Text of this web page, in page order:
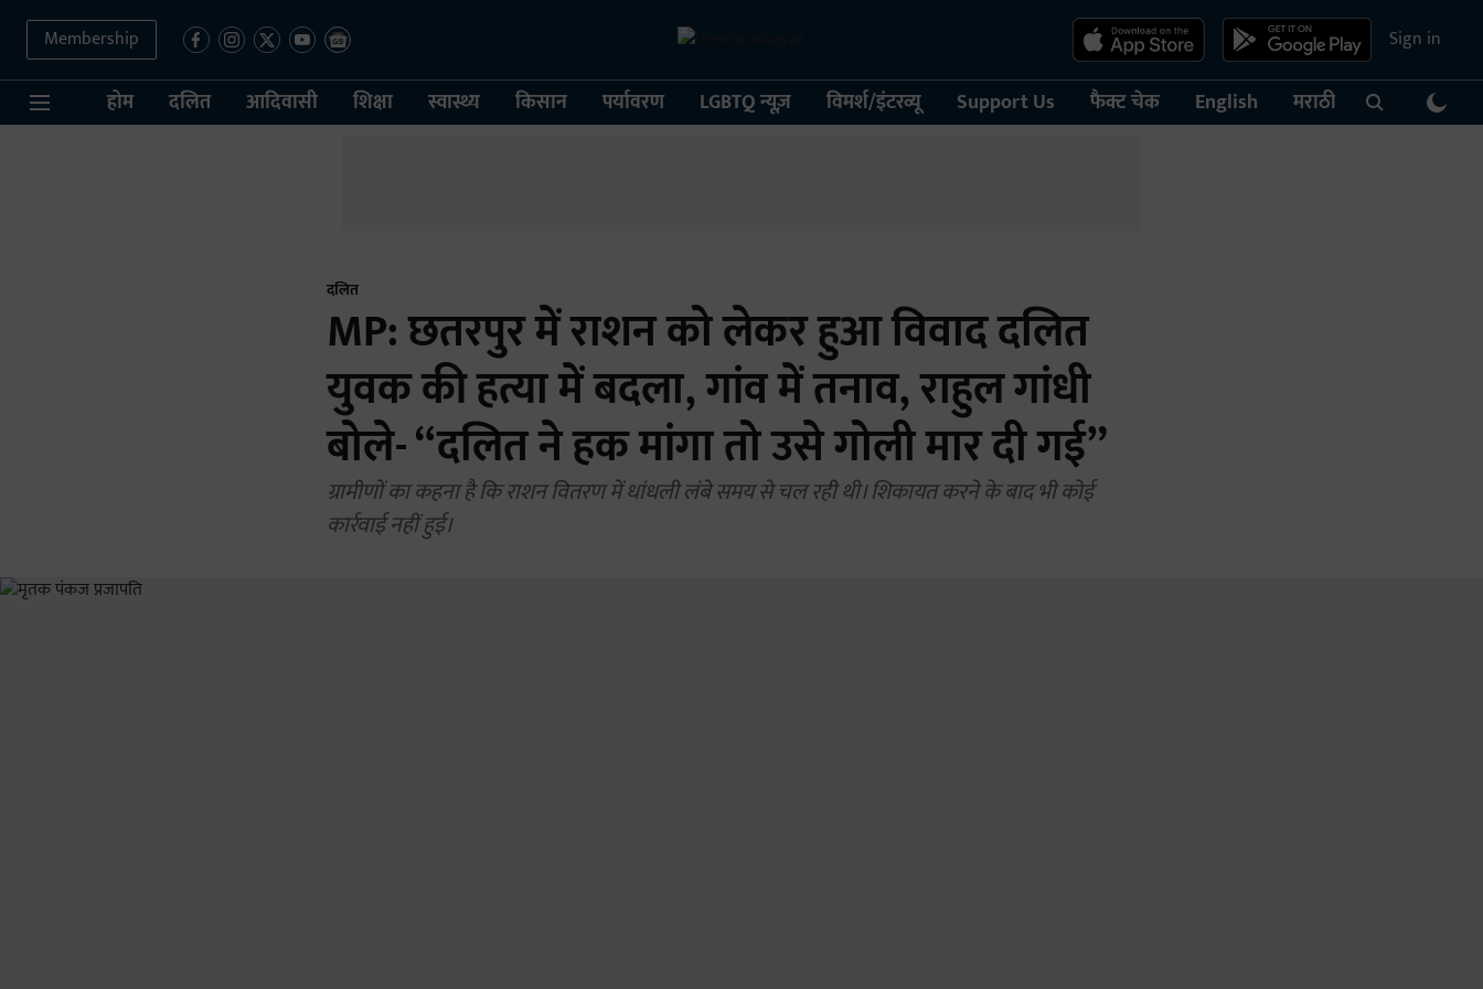
Membership Sign in
होम दलित आदिवासी शिक्षा स्वास्थ्य किसान पर्यावरण LGBTQ न्यूज़ विमर्श/इंटरव्यू Support Us फैक्ट चेक English मराठी
दलित
MP: छतरपुर में राशन को लेकर हुआ विवाद दलित
युवक की हत्या में बदला, गांव में तनाव, राहुल गांधी
बोले- “दलित ने हक मांगा तो उसे गोली मार दी गई”
ग्रामीणों का कहना है कि राशन वितरण में धांधली लंबे समय से चल रही थी। शिकायत करने के बाद भी कोई
कार्रवाई नहीं हुई।